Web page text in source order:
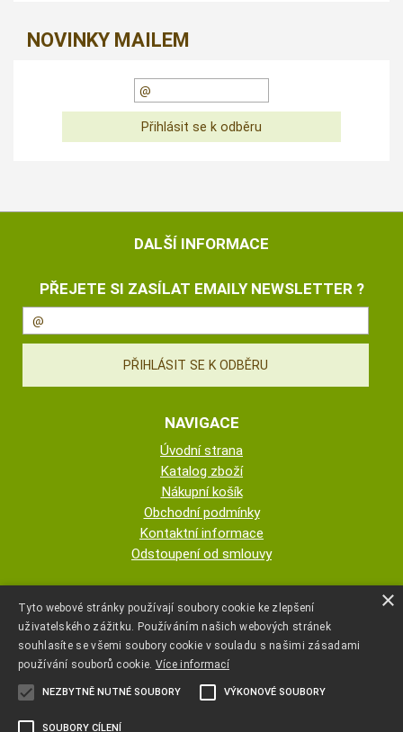
NOVINKY MAILEM
DALŠÍ INFORMACE
PŘEJETE SI ZASÍLAT EMAILY NEWSLETTER ?
NAVIGACE
Úvodní strana
Katalog zboží
Nákupní košík
Obchodní podmínky
Kontaktní informace
Odstoupení od smlouvy
AUTOPOTAHY NOVOTNÝ - KRISTA
NOVOTNÁ
+420 777 107 600
×
Tyto webové stránky používají soubory cookie ke zlepšení
uživatelského zážitku. Používáním našich webových stránek
souhlasíte se všemi soubory cookie v souladu s našimi zásadami
používání souborů cookie. Více informací
NEZBYTNĚ NUTNÉ SOUBORY VÝKONOVÉ SOUBORY
SOUBORY CÍLENÍ